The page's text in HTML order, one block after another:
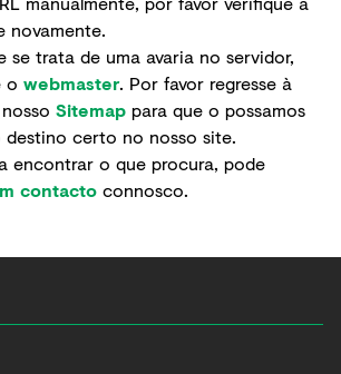
novamente.
se trata de uma avaria no servidor,
o webmaster. Por favor regresse à
Sitemap para que o possamos
certo no nosso site.
encontrar o que procura, pode
contacto connosco.